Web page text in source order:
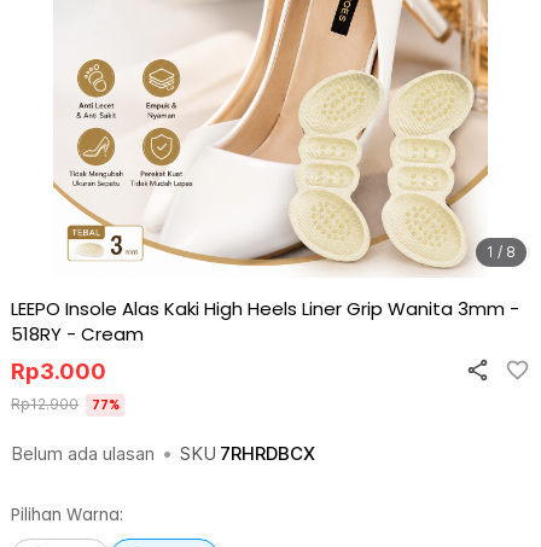
1 / 8
LEEPO Insole Alas Kaki High Heels Liner Grip Wanita 3mm -
518RY - Cream
Belum ada ulasan • SKU 7RHRDBCX
Rp3.000
Rp12.900 77%
Pilihan Warna: